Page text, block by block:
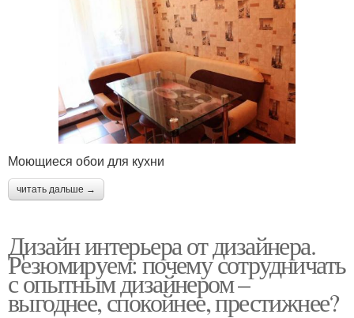
Моющиеся обои для кухни
читать дальше →
Дизайн интерьера от дизайнера.
Резюмируем: почему сотрудничать
с опытным дизайнером –
выгоднее, спокойнее, престижнее?